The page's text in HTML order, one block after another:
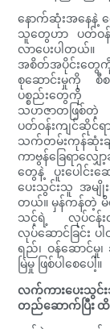
နောက်ဆုံးအနေနဲ့
သူတွေဟာ ပတ်ဝန်
လာပေးပါတ
အစိတ်အပိုင်းတွေ
စုဆောင်းမှုကို
ပစ္စည်းတွေကို
သဟဇာတဖြစ်တဲ့
ပတ်ဝန်းကျင်ဆို
သက်တမ်းကုန်ဆုံး
ကာဗွန်ခြေရာလ
တွေနဲ့ ပူးပေါင်းဆ
ပေးသွင်းသူ အမျိုး
တယ်။ မှန်ကန်တဲ့ မိ
သင့်ရဲ့ လုပ်ငန်း
လုပ်ဆောင်ခြင်း ပ
ရည်၊ ဝန်ဆောင်
မြဲမှု ဖြစ်ပါစေပေါ့။
လက်ကားပေးသွင်
တည်ဆောက်ပြီး ထိ